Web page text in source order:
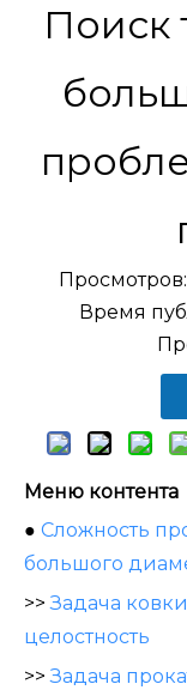
Поиск
Просмотров:
Время
Меню контента
● Сложность
большого
>>Задача
целостность
>>Задача